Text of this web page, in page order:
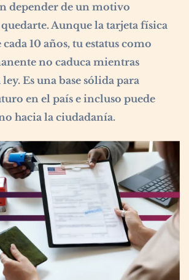
depender de un motivo
Aunque la tarjeta física
10 años, tu estatus como
no caduca mientras
Es una base sólida para
en el país e incluso puede
hacia la ciudadanía.